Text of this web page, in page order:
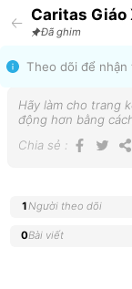
Caritas Giáo
Đã ghim
Theo dõi để nhận
Hãy làm cho trang
động hơn bằng
Chia sẻ :
1Người theo dõi
0Bài viết